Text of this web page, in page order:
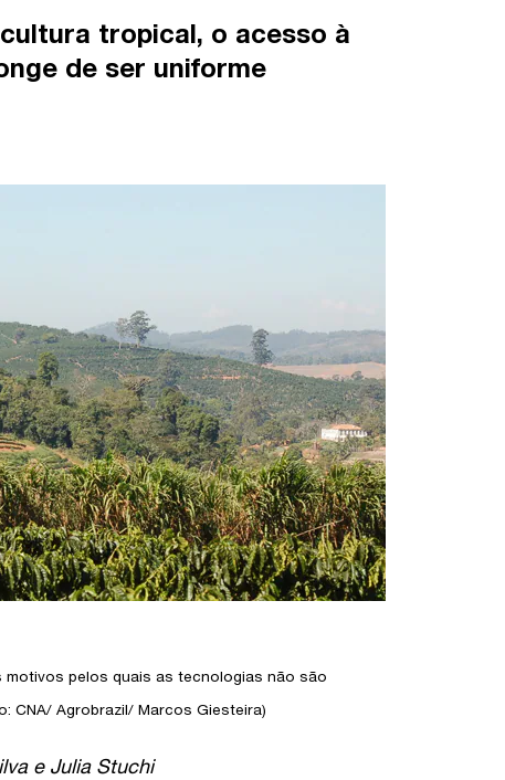
tropical, o acesso à
de ser uniforme
pelos quais as tecnologias não são
CNA/ Agrobrazil/ Marcos Giesteira)
e Julia Stuchi